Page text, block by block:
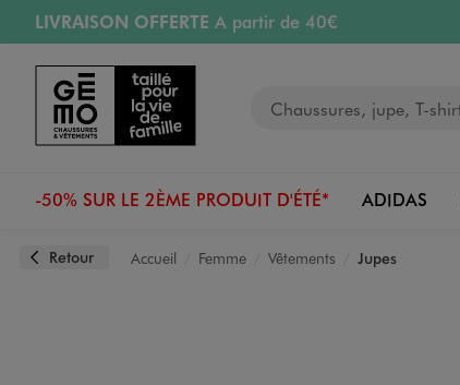
Aller au contenu principal
Aller à la navigation
LIVRAISON OFFERTE A partir de 40€
RETRAIT ET LIVRAISON OFFERTE
PAYEZ EN 3x SANS FRAIS
dès 50€
Retours OFFERTSpendant 30 jours
-50% SUR LE 2ÈME PRODUIT D'ÉTÉ* ADIDAS
Retour Accueil Femme Vêtements Jupes